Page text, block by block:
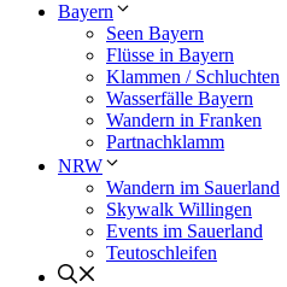
Bayern
Seen Bayern
Flüsse in Bayern
Klammen / Schluchten
Wasserfälle Bayern
Wandern in Franken
Partnachklamm
NRW
Wandern im Sauerland
Skywalk Willingen
Events im Sauerland
Teutoschleifen